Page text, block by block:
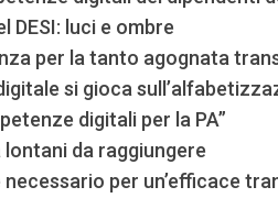
DESI: luci e ombre
per la tanto agognata
si gioca
digitali per la PA”
da raggiungere
per un’efficace